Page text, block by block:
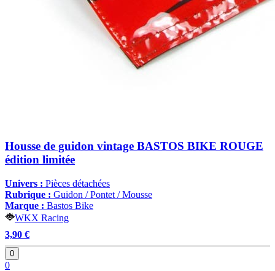
Housse de guidon vintage BASTOS BIKE ROUGE
édition limitée
Univers : Pièces détachées
Rubrique : Guidon / Pontet / Mousse
Marque : Bastos Bike
WKX Racing
3,90 €
0
0